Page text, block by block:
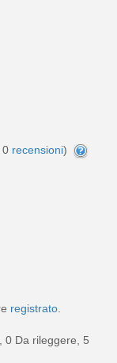
0 recensioni)
registrato.
0 Da rileggere, 5